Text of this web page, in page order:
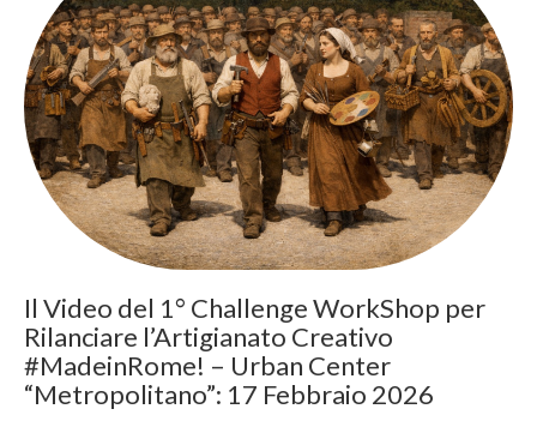
Il Video del 1° Challenge WorkShop per
Rilanciare l’Artigianato Creativo
#MadeinRome! – Urban Center
“Metropolitano”: 17 Febbraio 2026